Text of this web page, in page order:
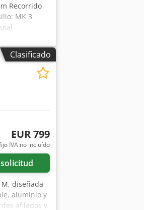
Recorrido
MK 3
-
Codpfx
listón de
- Ajuste del
con
de
M 12 -
Clasificado
EUR 799
IVA no incluído
diseñada
aluminio y
afilados y